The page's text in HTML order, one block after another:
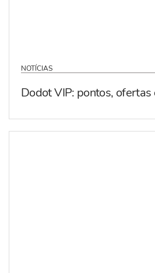
NOTÍCIAS
Dodot VIP: pontos,